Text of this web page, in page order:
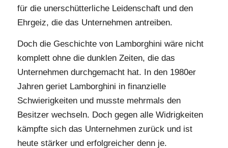
für die unerschütterliche Leidenschaft und den
Ehrgeiz, die das Unternehmen antreiben.
Doch die Geschichte von Lamborghini wäre nicht
komplett ohne die dunklen Zeiten, die das
Unternehmen durchgemacht hat. In den 1980er
Jahren geriet Lamborghini in finanzielle
Schwierigkeiten und musste mehrmals den
Besitzer wechseln. Doch gegen alle Widrigkeiten
kämpfte sich das Unternehmen zurück und ist
heute stärker und erfolgreicher denn je.